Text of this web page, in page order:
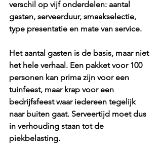
verschil op vijf onderdelen: aantal
gasten, serveerduur, smaakselectie,
type presentatie en mate van service.
Het aantal gasten is de basis, maar niet
het hele verhaal. Een pakket voor 100
personen kan prima zijn voor een
tuinfeest, maar krap voor een
bedrijfsfeest waar iedereen tegelijk
naar buiten gaat. Serveertijd moet dus
in verhouding staan tot de
piekbelasting.